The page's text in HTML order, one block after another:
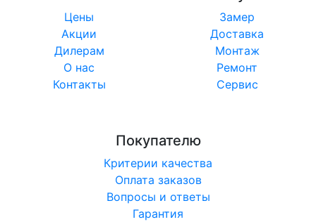
Цены
Акции
Дилерам
О нас
Контакты
Замер
Доставка
Монтаж
Ремонт
Сервис
Покупателю
Критерии качества
Оплата заказов
Вопросы и ответы
Гарантия